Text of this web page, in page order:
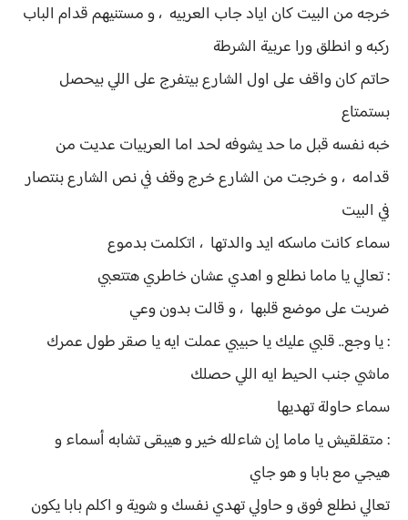
خرجه من البيت كان اياد جاب العربيه ، و مستنيهم قدام الباب
ركبه و انطلق ورا عربية الشرطة
حاتم كان واقف على اول الشارع بيتفرج على اللي بيحصل
بستمتاع
خبه نفسه قبل ما حد يشوفه لحد اما العربيات عديت من
قدامه ، و خرجت من الشارع خرج وقف في نص الشارع بنتصار
في البيت
سماء كانت ماسكه ايد والدتها ، اتكلمت بدموع
: تعالي يا ماما نطلع و اهدي عشان خاطري هتتعبي
ضربت على موضع قلبها ، و قالت بدون وعي
: يا وجع.. قلبي عليك يا حبيبي عملت ايه يا صقر طول عمرك
ماشي جنب الحيط ايه اللي حصلك
سماء حاولة تهديها
: متقلقيش يا ماما إن شاءلله خير و هيبقى تشابه أسماء و
هيجي مع بابا و هو جاي
تعالي نطلع فوق و حاولي تهدي نفسك و شوية و اكلم بابا يكون